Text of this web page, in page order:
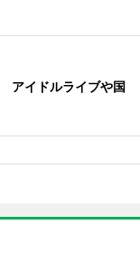
アイドルライブや国